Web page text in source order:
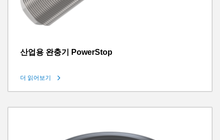
산업용 완충기 PowerStop
더 읽어보기